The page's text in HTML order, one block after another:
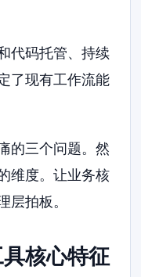
代码托管、持续
了现有工作流能
的三个问题。然
维度。让业务核
层拍板。
核心特征